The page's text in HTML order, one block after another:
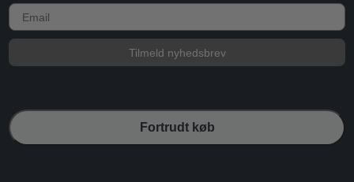
E-mail
Tilmeld nyhedsbrev
Fortrudt køb